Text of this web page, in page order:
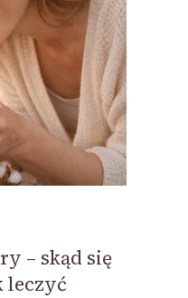
– skąd się
leczyć